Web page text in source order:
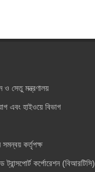
ও সেতু মন্ত্রণালয়
এবং হাইওয়ে বিভাগ
সমন্বয় কর্তৃপক্ষ
ট্রান্সপোর্ট কর্পোরেশন (বিআরটিসি)